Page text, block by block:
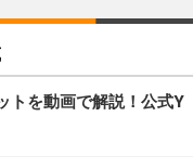
トを動画で解説！公式Y